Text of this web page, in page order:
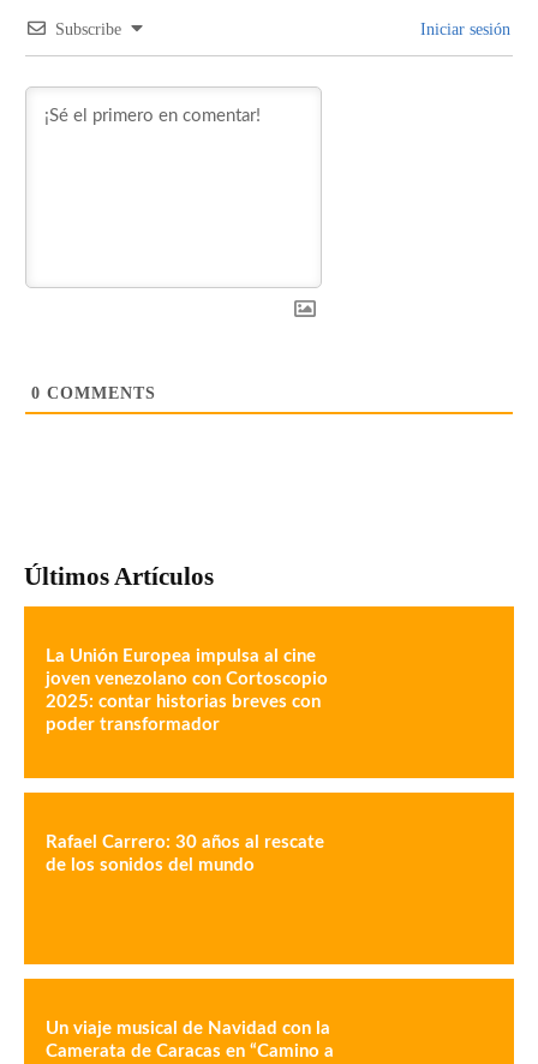
Subscribe Iniciar sesión
0 COMMENTS
Últimos Artículos
La Unión Europea impulsa al cine
joven venezolano con Cortoscopio
2025: contar historias breves con
poder transformador
Rafael Carrero: 30 años al rescate
de los sonidos del mundo
Un viaje musical de Navidad con la
Camerata de Caracas en “Camino a